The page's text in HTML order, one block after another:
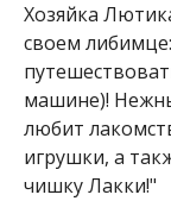
Хозяйка
своем
машине)!
любит
игрушки, а
чишку Лакки!"